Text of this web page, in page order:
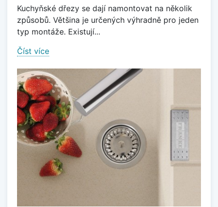
Kuchyňské dřezy se dají namontovat na několik
způsobů. Většina je určených výhradně pro jeden
typ montáže. Existují...
Číst více